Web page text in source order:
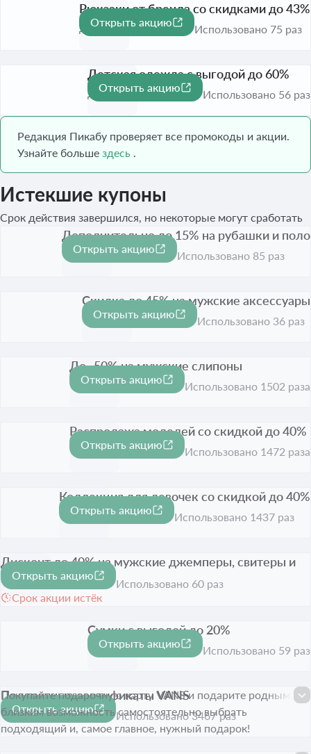
-43%
Рюкзаки от бренда со скидками до 43%
До 31 дек. 2026
Открыть акцию
Использовано 75 раз
-60%
Детская одежда с выгодой до 60%
До 31 дек. 2026
Открыть акцию
Использовано 56 раз
Редакция Пикабу проверяет все промокоды и акции.
Узнайте больше здесь .
Истекшие купоны
Срок действия завершился, но некоторые могут сработать
-15%
Дополнительно до 15% на рубашки и поло
Срок акции истёк
Открыть акцию
Использовано 85 раз
-45%
Скидка до 45% на мужские аксессуары
Срок акции истёк
Открыть акцию
Использовано 36 раз
-50%
До -50% на мужские слипоны
Срок акции истёк
Открыть акцию
Использовано 1502 раза
-40%
Распродажа моделей со скидкой до 40%
Срок акции истёк
Открыть акцию
Использовано 1472 раза
-40%
Коллекция для девочек со скидкой до 40%
Срок акции истёк
Открыть акцию
Использовано 1437 раз
-40%
Дисконт до 40% на мужские джемперы, свитеры и
кардиганы
Срок акции истёк
Открыть акцию
Использовано 60 раз
-20%
Сумки с выгодой до 20%
Срок акции истёк
Открыть акцию
Использовано 59 раз
Подарочные сертификаты VANS
Срок акции истёк
Покупайте подарочную карту VANS и подарите родным и
близким возможность самостоятельно выбрать
подходящий и, самое главное, нужный подарок!
Открыть акцию
Использовано 3467 раз